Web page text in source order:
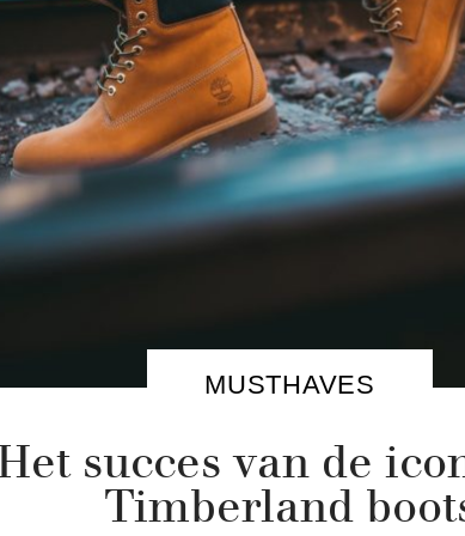
MUSTHAVES
succes van de
Timberland